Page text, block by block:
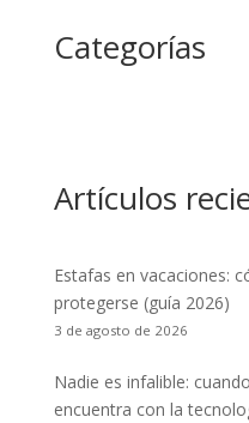
Categorías
Artículos
Estafas en vacaciones:
protegerse (guía 2026)
3 de agosto de 2026
Nadie es infalible:
encuentra con la